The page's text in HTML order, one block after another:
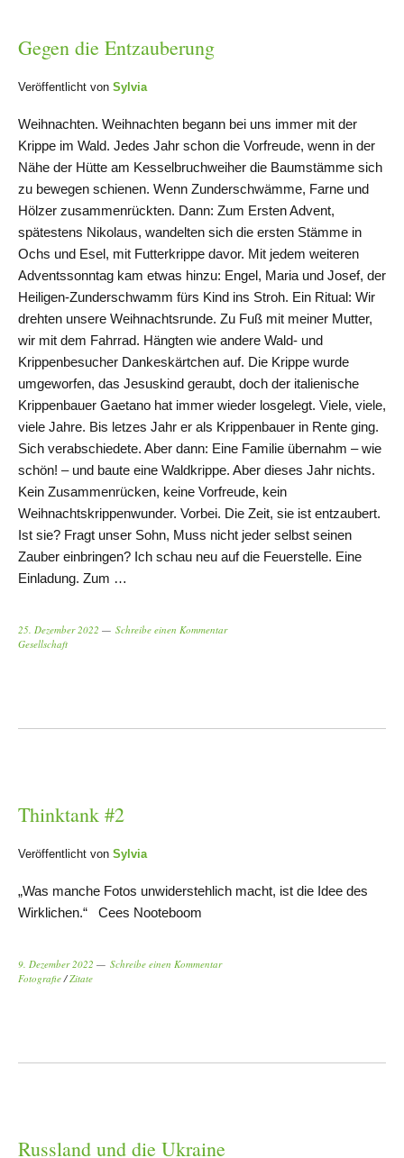
Gegen die Entzauberung
Veröffentlicht von Sylvia
Weihnachten. Weihnachten begann bei uns immer mit der
Krippe im Wald. Jedes Jahr schon die Vorfreude, wenn in der
Nähe der Hütte am Kesselbruchweiher die Baumstämme sich
zu bewegen schienen. Wenn Zunderschwämme, Farne und
Hölzer zusammenrückten. Dann: Zum Ersten Advent,
spätestens Nikolaus, wandelten sich die ersten Stämme in
Ochs und Esel, mit Futterkrippe davor. Mit jedem weiteren
Adventssonntag kam etwas hinzu: Engel, Maria und Josef, der
Heiligen-Zunderschwamm fürs Kind ins Stroh. Ein Ritual: Wir
drehten unsere Weihnachtsrunde. Zu Fuß mit meiner Mutter,
wir mit dem Fahrrad. Hängten wie andere Wald- und
Krippenbesucher Dankeskärtchen auf. Die Krippe wurde
umgeworfen, das Jesuskind geraubt, doch der italienische
Krippenbauer Gaetano hat immer wieder losgelegt. Viele, viele,
viele Jahre. Bis letzes Jahr er als Krippenbauer in Rente ging.
Sich verabschiedete. Aber dann: Eine Familie übernahm – wie
schön! – und baute eine Waldkrippe. Aber dieses Jahr nichts.
Kein Zusammenrücken, keine Vorfreude, kein
Weihnachtskrippenwunder. Vorbei. Die Zeit, sie ist entzaubert.
Ist sie? Fragt unser Sohn, Muss nicht jeder selbst seinen
Zauber einbringen? Ich schau neu auf die Feuerstelle. Eine
Einladung. Zum …
25. Dezember 2022
Schreibe einen Kommentar
Gesellschaft
Thinktank #2
Veröffentlicht von Sylvia
„Was manche Fotos unwiderstehlich macht, ist die Idee des
Wirklichen.“ Cees Nooteboom
9. Dezember 2022
Schreibe einen Kommentar
Fotografie /Zitate
Russland und die Ukraine